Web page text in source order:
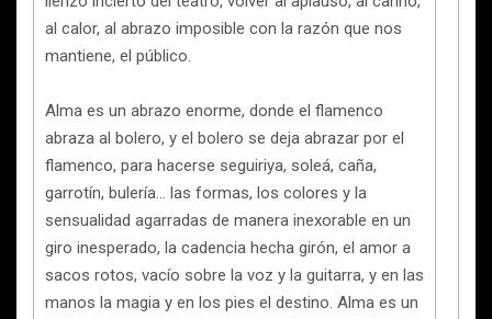
al calor, al abrazo imposible con la razón que nos
mantiene, el público.
Alma es un abrazo enorme, donde el flamenco
abraza al bolero, y el bolero se deja abrazar por el
flamenco, para hacerse seguiriya, soleá, caña,
garrotín, bulería… las formas, los colores y la
sensualidad agarradas de manera inexorable en un
giro inesperado, la cadencia hecha girón, el amor a
sacos rotos, vacío sobre la voz y la guitarra, y en las
manos la magia y en los pies el destino. Alma es un